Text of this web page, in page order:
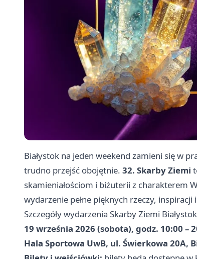
Białystok na jeden weekend zamieni się w
trudno przejść obojętnie. 32. Skarby Ziemi
skamieniałościom i biżuterii z charakterem
wydarzenie pełne pięknych rzeczy,
Szczegóły wydarzenia Skarby Ziemi Białystok
19 września 2026 (sobota), godz. 10:00 –
Hala Sportowa UwB, ul. Świerkowa 20A,